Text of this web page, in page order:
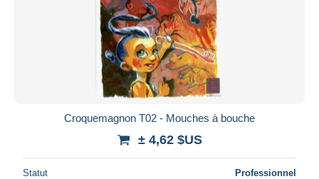
Croquemagnon T02 - Mouches à bouche
± 4,62 $US
Statut Professionnel